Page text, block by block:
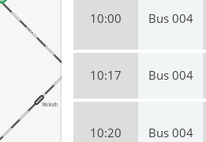
10:00 Bus 004
10:17 Bus 004
10:20 Bus 004